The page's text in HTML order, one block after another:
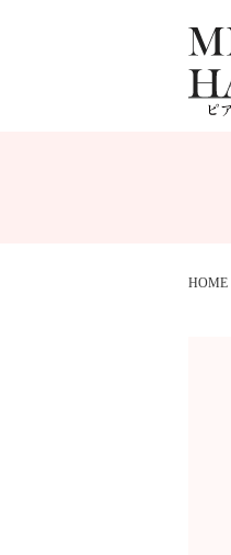
HOME